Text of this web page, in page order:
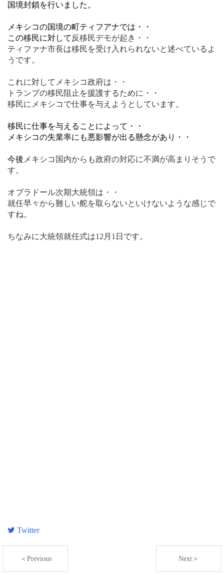
国境封鎖を行いました。
メキシコの国境の町ティフアナでは・・
この移民に対して 反移民デモが起き・・
ティファナ市長は移民を受け入れられないと述べているよ
うです。
これに対してメキシコ政府は・・
トランプの移民阻止を援護するために・・
移民にメキシコで仕事を与えようとしています。
移民に仕事を与えることによって・・
メキシコの失業率にも悪影響が出る懸念があり・・
今後 メキシコ国内からも政府の対応に不満が高まりそうで
す。
オブラドール次期大統領は・・
就任早々から難しい舵を取らないといけないような感じで
すね。
ちなみに大統領就任式は12月1日です。
Twitter
＜Previous Next＞